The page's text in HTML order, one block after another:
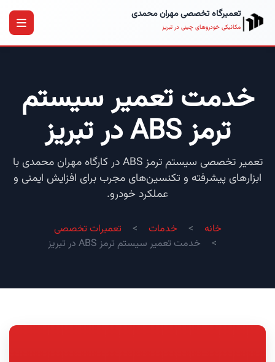
تعمیرگاه تخصصی مهران محمدی
مکانیکی خودروهای چینی در تبریز
خدمت تعمیر سیستم
ترمز ABS در تبریز
تعمیر تخصصی سیستم ترمز ABS در کارگاه مهران محمدی با
ابزارهای پیشرفته و تکنسین‌های مجرب برای افزایش ایمنی و
عملکرد خودرو.
خانه خدمات
تعمیرات تخصصی
خدمت تعمیر سیستم ترمز ABS در تبریز